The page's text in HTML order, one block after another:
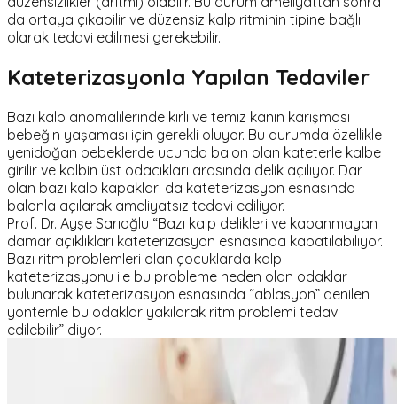
da ortaya çıkabilir ve düzensiz kalp ritminin tipine bağlı
olarak tedavi edilmesi gerekebilir.
Kateterizasyonla Yapılan Tedaviler
Bazı kalp anomalilerinde kirli ve temiz kanın karışması
bebeğin yaşaması için gerekli oluyor. Bu durumda özellikle
yenidoğan bebeklerde ucunda balon olan kateterle kalbe
girilir ve kalbin üst odacıkları arasında delik açılıyor. Dar
olan bazı kalp kapakları da kateterizasyon esnasında
balonla açılarak ameliyatsız tedavi ediliyor.
Prof. Dr. Ayşe Sarıoğlu “Bazı kalp delikleri ve kapanmayan
damar açıklıkları kateterizasyon esnasında kapatılabiliyor.
Bazı ritm problemleri olan çocuklarda kalp
kateterizasyonu ile bu probleme neden olan odaklar
bulunarak kateterizasyon esnasında “ablasyon” denilen
yöntemle bu odaklar yakılarak ritm problemi tedavi
edilebilir” diyor.